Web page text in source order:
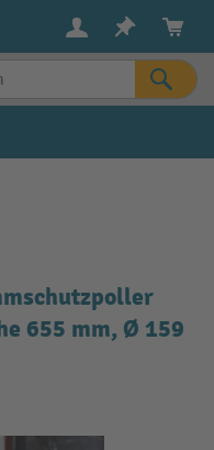
655 mm, Ø 159